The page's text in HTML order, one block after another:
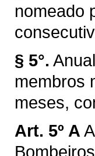
nomeado
§ 5°.
membros
meses,
Art. 5º A